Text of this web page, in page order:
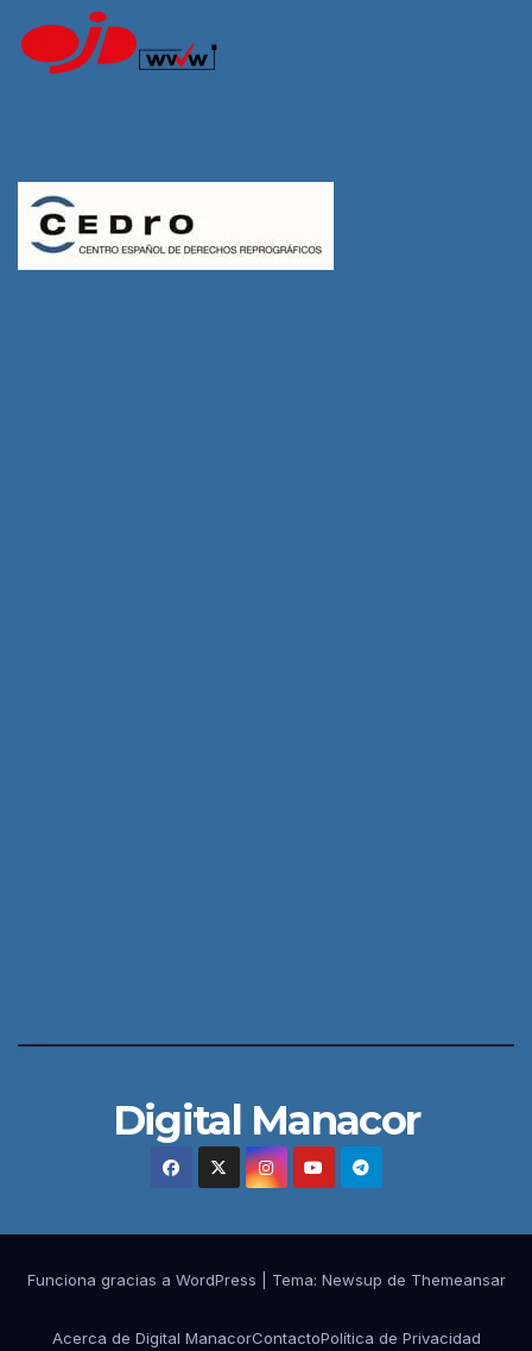
Digital Manacor
Funciona gracias a WordPress Tema: Newsup de Themeansar
Acerca de Digital ManacorContactoPolítica de Privacidad